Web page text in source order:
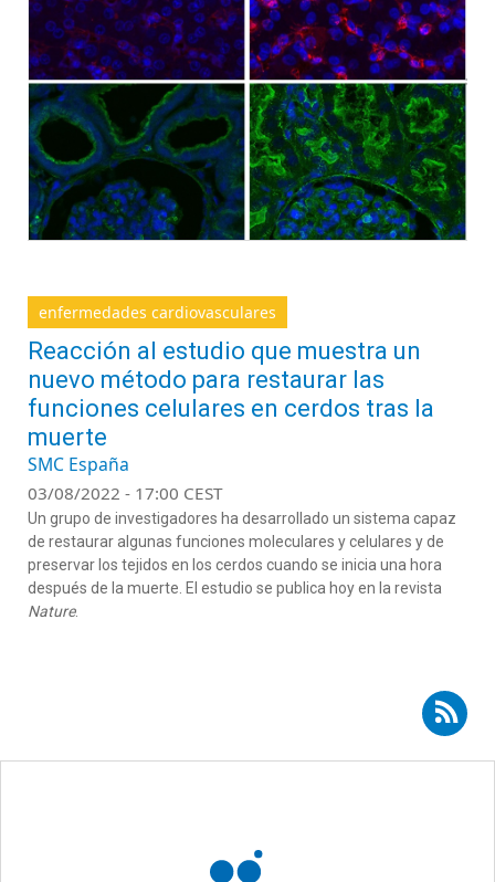
enfermedades cardiovasculares
Reacción al estudio que muestra un
nuevo método para restaurar las
funciones celulares en cerdos tras la
muerte
SMC España
03/08/2022 - 17:00 CEST
Un grupo de investigadores ha desarrollado un sistema capaz
de restaurar algunas funciones moleculares y celulares y de
preservar los tejidos en los cerdos cuando se inicia una hora
después de la muerte. El estudio se publica hoy en la revista
Nature.
Suscribirse a RSS - Rafael Matesanz